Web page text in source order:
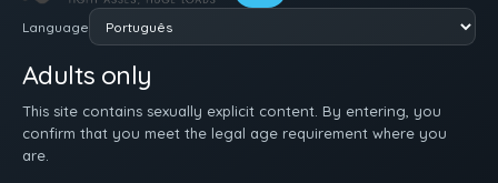
Language
Adults only
This site contains sexually explicit content. By entering, you
confirm that you meet the legal age requirement where you
are.